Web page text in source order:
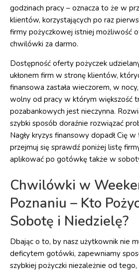
godzinach pracy – oznacza to że w
klientów, korzystających po raz
firmy pożyczkowej istniej możliwość
chwilówki za darmo.
Dostępność oferty pożyczek
ukłonem firm w stronę klientów,
finansowa zastała wieczorem, w
wolny od pracy w którym większość
pozabankowych jest nieczynna.
szybki sposób doraźnie rozwiązać
Nagły kryzys finansowy dopadł Cię
przejmuj się sprawdź poniżej listę
aplikować po gotówkę także w
Chwilówki w
Poznaniu – Kto
Sobotę i Niedzielę?
Dbając o to, by nasz użytkownik nie
deficytem gotówki, zapewniamy
szybkiej pożyczki niezależnie od